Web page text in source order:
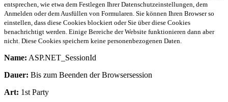
entsprechen, wie etwa dem Festlegen Ihrer Datenschutzeinstellungen, dem
Anmelden oder dem Ausfüllen von Formularen. Sie können Ihren Browser so
einstellen, dass diese Cookies blockiert oder Sie über diese Cookies
benachrichtigt werden. Einige Bereiche der Website funktionieren dann aber
nicht. Diese Cookies speichern keine personenbezogenen Daten.
Name: ASP.NET_SessionId
Dauer: Bis zum Beenden der Browsersession
Art: 1st Party